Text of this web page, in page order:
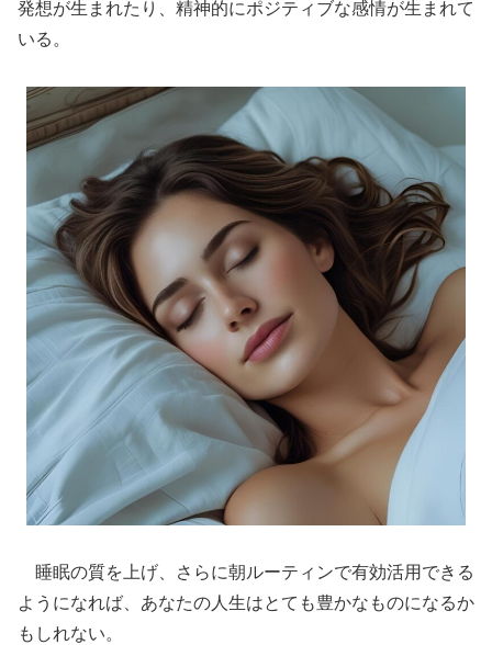
発想が生まれたり、精神的にポジティブな感情が生まれて
いる。
睡眠の質を上げ、さらに朝ルーティンで有効活用できる
ようになれば、あなたの人生はとても豊かなものになるか
もしれない。